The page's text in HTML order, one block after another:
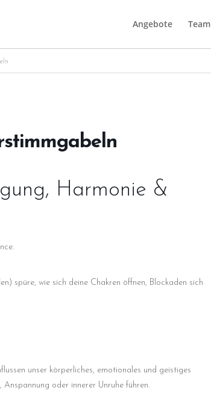
Angebote Team
Harmonie &
spüre, wie sich deine Chakren öffnen, Blockaden sich
unser körperliches, emotionales und geistiges
oder innerer Unruhe führen.